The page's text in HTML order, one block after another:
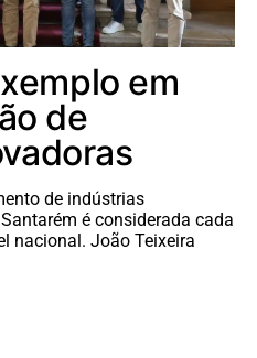
em
de
de indústrias
é considerada cada
nacional. João Teixeira